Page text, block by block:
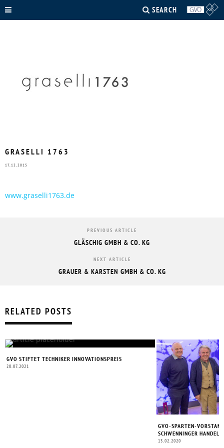
SEARCH
GRASELLI 1763
17.12.2015
www.graselli1763.de
PREVIOUS ARTICLE
GLÄSCHIG GMBH & CO. KG
NEXT ARTICLE
GRAUER & KARSTEN GMBH & CO. KG
RELATED POSTS
GVO STIFTET TECHNIKER INNOVATIONSPREIS
20.07.2021
GVO-SPARTEN-
SCHWENNINGER HANDEL
13.02.2020